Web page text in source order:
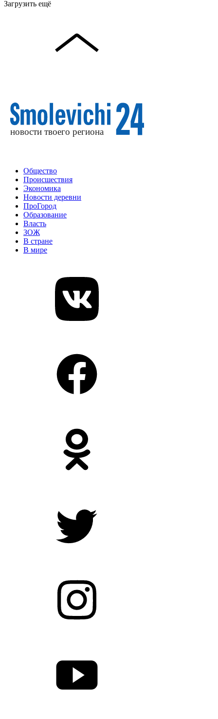
Загрузить ещё
Общество
Происшествия
Экономика
Новости деревни
ПроГород
Образование
Власть
ЗОЖ
В стране
В мире